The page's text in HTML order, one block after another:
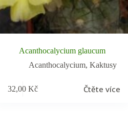
Acanthocalycium glaucum
Acanthocalycium, Kaktusy
32,00 Kč Čtěte více